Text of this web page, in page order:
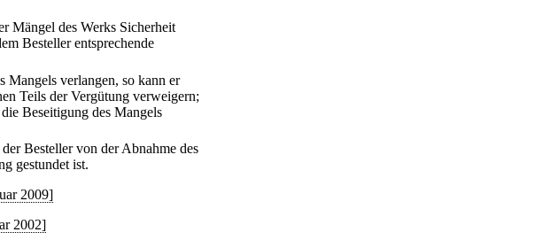
Mängel des Werks Sicherheit
Besteller entsprechende
Mangels verlangen, so kann er
Teils der Vergütung verweigern;
Beseitigung des Mangels
Besteller von der Abnahme des
gestundet ist.
2009]
2002]